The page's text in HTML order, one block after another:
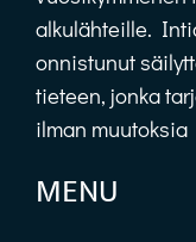
alkulähteille.
onnistunut
tieteen, jonka
ilman muutoksia
MENU